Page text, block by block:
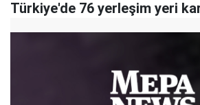
Türkiye'de 76 yerleşim yeri